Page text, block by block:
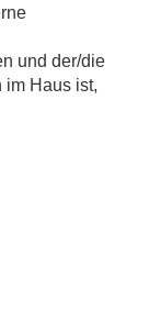
und der/die
im Haus ist,